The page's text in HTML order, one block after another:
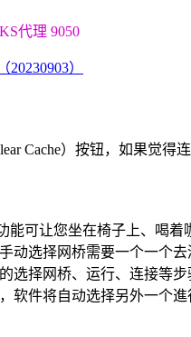
代理 9050
Cache）按钮，如果觉
能可让您坐在椅子上、喝
动选择网桥需要一个一个
选择网桥、运行、连接等
软件将自动选择另外一个進